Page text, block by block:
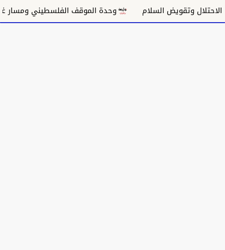
وتقويض السلام وحدة الموقف الفلسطيني ومسار غزة